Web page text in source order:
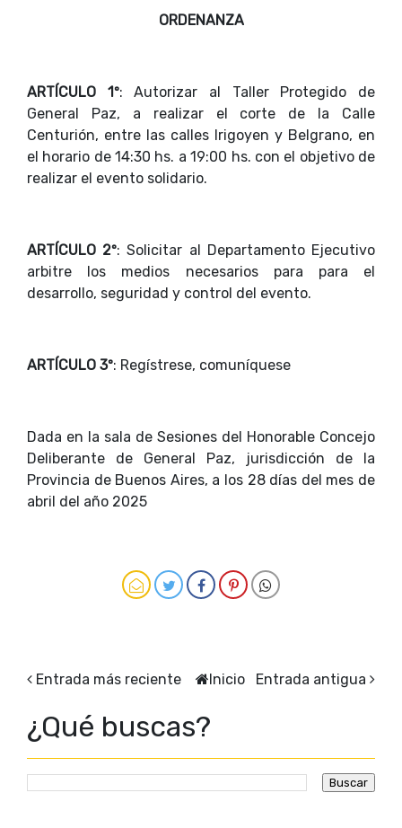
ORDENANZA
ARTÍCULO 1º: Autorizar al Taller Protegido de
General Paz, a realizar el corte de la Calle
Centurión, entre las calles Irigoyen y Belgrano, en
el horario de 14:30 hs. a 19:00 hs. con el objetivo de
realizar el evento solidario.
ARTÍCULO 2º: Solicitar al Departamento Ejecutivo
arbitre los medios necesarios para para el
desarrollo, seguridad y control del evento.
ARTÍCULO 3º: Regístrese, comuníquese
Dada en la sala de Sesiones del Honorable Concejo
Deliberante de General Paz, jurisdicción de la
Provincia de Buenos Aires, a los 28 días del mes de
abril del año 2025
Entrada más reciente Entrada antigua
Inicio
¿Qué buscas?